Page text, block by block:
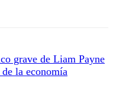
grave de Liam Payne
la economía